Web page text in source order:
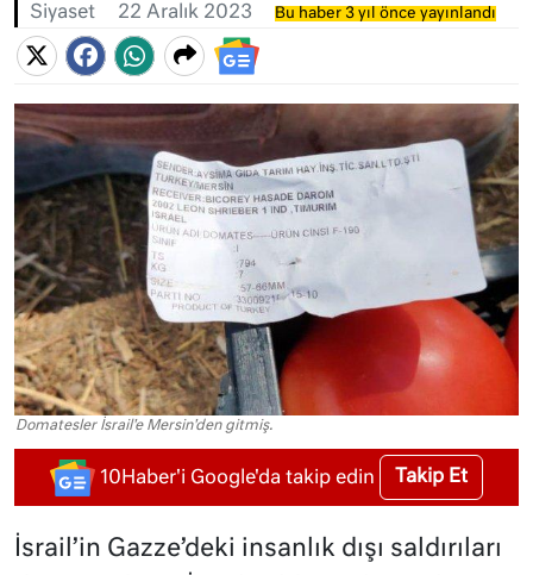
Siyaset 22 Aralık 2023 Bu haber 3 yıl önce yayınlandı
Domatesler İsrail'e Mersin'den gitmiş.
10Haber'i Google'da takip edin Takip Et
İsrail’in Gazze’deki insanlık dışı saldırıları